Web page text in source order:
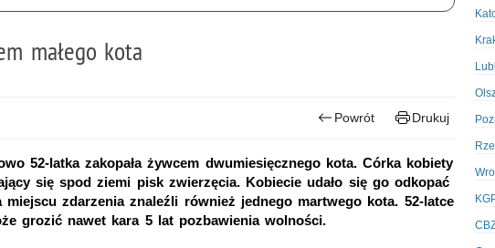
małego kota
Powrót Drukuj
52-latka zakopała żywcem dwumiesięcznego kota. Córka kobiety
się spod ziemi pisk zwierzęcia. Kobiecie udało się go odkopać
zdarzenia znaleźli również jednego martwego kota. 52-latce
grozić nawet kara 5 lat pozbawienia wolności.